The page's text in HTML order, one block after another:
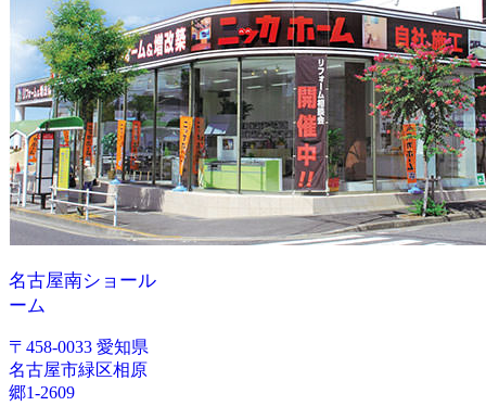
名古屋南ショール
ーム
〒458-0033 愛知県
名古屋市緑区相原
郷1-2609